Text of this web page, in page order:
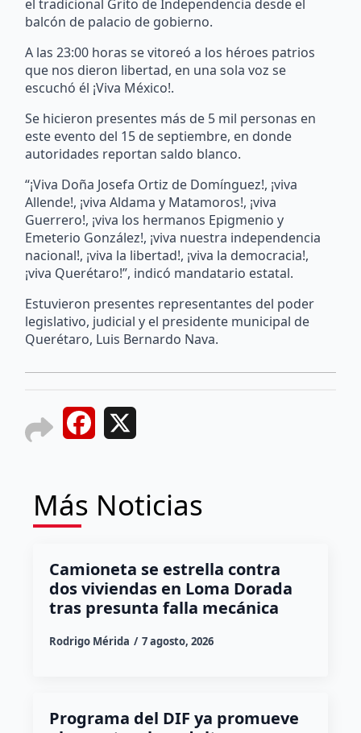
el tradicional Grito de Independencia desde el
balcón de palacio de gobierno.
A las 23:00 horas se vitoreó a los héroes patrios
que nos dieron libertad, en una sola voz se
escuchó él ¡Viva México!.
Se hicieron presentes más de 5 mil personas en
este evento del 15 de septiembre, en donde
autoridades reportan saldo blanco.
“¡Viva Doña Josefa Ortiz de Domínguez!, ¡viva
Allende!, ¡viva Aldama y Matamoros!, ¡viva
Guerrero!, ¡viva los hermanos Epigmenio y
Emeterio González!, ¡viva nuestra independencia
nacional!, ¡viva la libertad!, ¡viva la democracia!,
¡viva Querétaro!”, indicó mandatario estatal.
Estuvieron presentes representantes del poder
legislativo, judicial y el presidente municipal de
Querétaro, Luis Bernardo Nava.
Facebook
Más Noticias
Camioneta se estrella contra
dos viviendas en Loma Dorada
tras presunta falla mecánica
Rodrigo Mérida 7 agosto, 2026
Programa del DIF ya promueve